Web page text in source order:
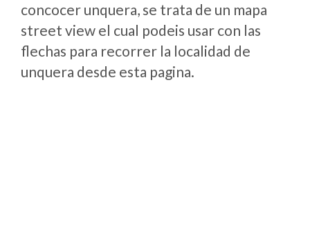
concocer unquera, se trata de un mapa
street view el cual podeis usar con las
flechas para recorrer la localidad de
unquera desde esta pagina.